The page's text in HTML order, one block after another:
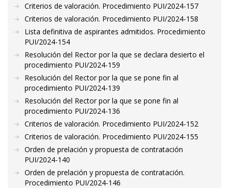
Criterios de valoración. Procedimiento PUI/2024-157
Criterios de valoración. Procedimiento PUI/2024-158
Lista definitiva de aspirantes admitidos. Procedimiento
PUI/2024-154
Resolución del Rector por la que se declara desierto el
procedimiento PUI/2024-159
Resolución del Rector por la que se pone fin al
procedimiento PUI/2024-139
Resolución del Rector por la que se pone fin al
procedimiento PUI/2024-136
Criterios de valoración. Procedimiento PUI/2024-152
Criterios de valoración. Procedimiento PUI/2024-155
Orden de prelación y propuesta de contratación
PUI/2024-140
Orden de prelación y propuesta de contratación.
Procedimiento PUI/2024-146